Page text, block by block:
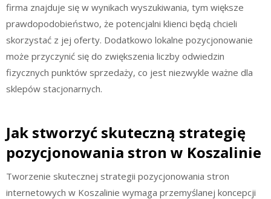
firma znajduje się w wynikach wyszukiwania, tym większe
prawdopodobieństwo, że potencjalni klienci będą chcieli
skorzystać z jej oferty. Dodatkowo lokalne pozycjonowanie
może przyczynić się do zwiększenia liczby odwiedzin
fizycznych punktów sprzedaży, co jest niezwykle ważne dla
sklepów stacjonarnych.
Jak stworzyć skuteczną strategię
pozycjonowania stron w Koszalinie
Tworzenie skutecznej strategii pozycjonowania stron
internetowych w Koszalinie wymaga przemyślanej koncepcji